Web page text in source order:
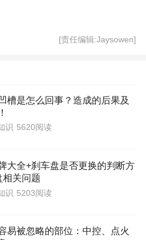
[责任编辑:Jaysowen]
槽是怎么回事？造成的后果及
识 5620阅读
大全+刹车盘是否更换的判断方
相关问题
识 5203阅读
易被忽略的部位：中控、点火